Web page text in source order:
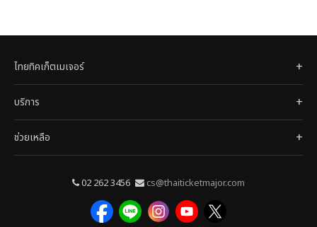
ไทยทิคเก็ตเมเจอร์
บริการ
ช่วยเหลือ
02 262 3456 cs@thaiticketmajor.com